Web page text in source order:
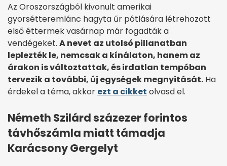
Az Oroszországból kivonult amerikai
gyorsétteremlánc hagyta űr pótlására létrehozott
első éttermek vasárnap már fogadták a
vendégeket. A nevet az utolsó pillanatban
leplezték le, nemcsak a kínálaton, hanem az
árakon is változtattak, és irdatlan tempóban
tervezik a további, új egységek megnyitását. Ha
érdekel a téma, akkor ezt a cikket olvasd el.
Németh Szilárd százezer forintos
távhőszámla miatt támadja
Karácsony Gergelyt